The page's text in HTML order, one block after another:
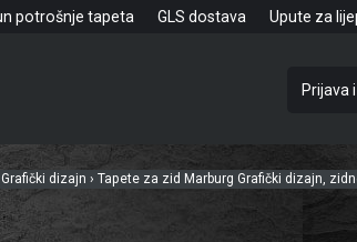
potrošnje tapeta GLS dostava Upute za
dizajn ›Tapete za zid Marburg Grafički dizajn,
Prijava